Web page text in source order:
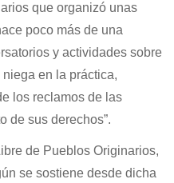
que organizó unas
poco más de una
y actividades sobre
en la práctica,
los reclamos de las
de sus derechos”.
de Pueblos Originarios,
se sostiene desde dicha